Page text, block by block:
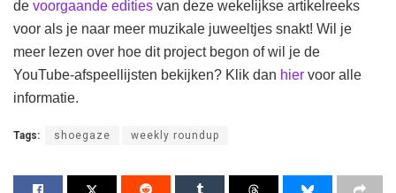
de voorgaande edities van deze wekelijkse artikelreeks
voor als je naar meer muzikale juweeltjes snakt! Wil je
meer lezen over hoe dit project begon of wil je de
YouTube-afspeellijsten bekijken? Klik dan hier voor alle
informatie.
Tags: shoegaze weekly roundup